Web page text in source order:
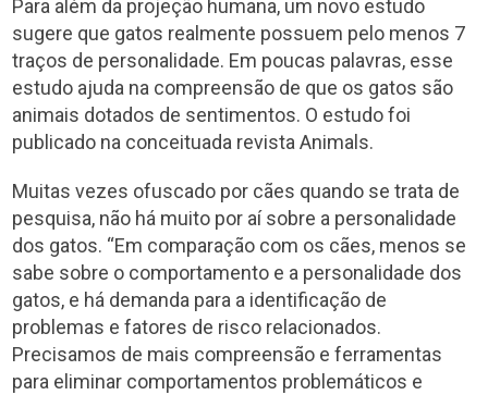
Para além da projeção humana, um novo estudo
sugere que gatos realmente possuem pelo menos 7
traços de personalidade. Em poucas palavras, esse
estudo ajuda na compreensão de que os gatos são
animais dotados de sentimentos. O estudo foi
publicado na conceituada revista Animals.
Muitas vezes ofuscado por cães quando se trata de
pesquisa, não há muito por aí sobre a personalidade
dos gatos. “Em comparação com os cães, menos se
sabe sobre o comportamento e a personalidade dos
gatos, e há demanda para a identificação de
problemas e fatores de risco relacionados.
Precisamos de mais compreensão e ferramentas
para eliminar comportamentos problemáticos e